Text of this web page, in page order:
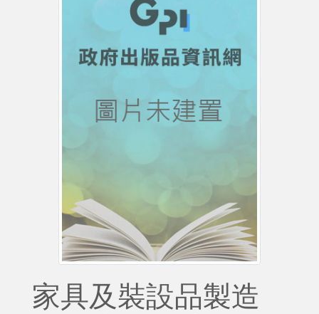
家具及裝設品製造